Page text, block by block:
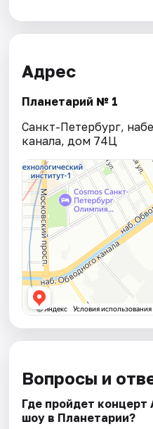
Адрес
Планетарий № 1
Санкт-Петербург,
канала, дом 74Ц
Вопросы и
Где пройдет
шоу в Планетарии?